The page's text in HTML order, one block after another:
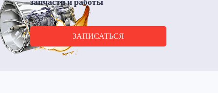
запчасти и работы
ЗАПИСАТЬСЯ